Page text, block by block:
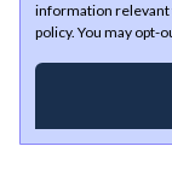
information relevant
policy. You may opt-